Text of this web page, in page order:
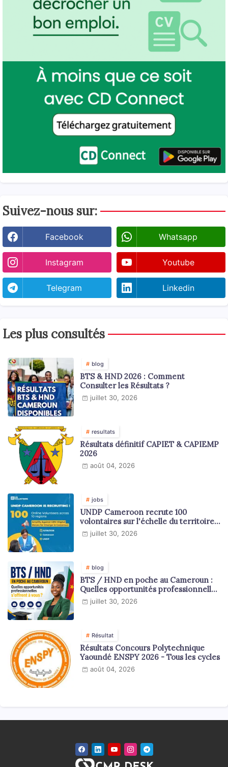
Suivez-nous sur:
Facebook Whatsapp
Instagram Youtube
Telegram Linkedin
Les plus consultés
blog
BTS & HND 2026 : Comment
Consulter les Résultats ?
juillet 30, 2026
resultats
Résultats définitif CAPIET & CAPIEMP
2026
août 04, 2026
jobs
UNDP Cameroon recrute 100
volontaires sur l'échelle du territoire
national
juillet 30, 2026
blog
BTS / HND en poche au Cameroun :
Quelles opportunités professionnelles
s'offrent à vous ?
juillet 30, 2026
Résultat
Résultats Concours Polytechnique
Yaoundé ENSPY 2026 - Tous les cycles
août 04, 2026